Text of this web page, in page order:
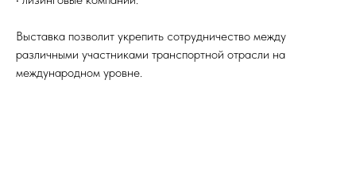
Выставка позволит укрепить сотрудничество между
различными участниками транспортной отрасли на
международном уровне.